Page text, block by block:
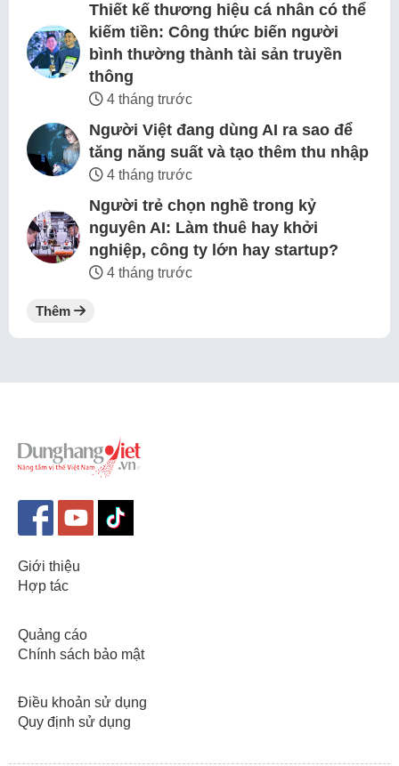
Thiết kế thương hiệu cá nhân có thể
kiếm tiền: Công thức biến người
bình thường thành tài sản truyền
thông
4 tháng trước
Người Việt đang dùng AI ra sao để
tăng năng suất và tạo thêm thu nhập
4 tháng trước
Người trẻ chọn nghề trong kỷ
nguyên AI: Làm thuê hay khởi
nghiệp, công ty lớn hay startup?
4 tháng trước
Thêm
Giới thiệu
Hợp tác
Quảng cáo
Chính sách bảo mật
Điều khoản sử dụng
Quy định sử dụng